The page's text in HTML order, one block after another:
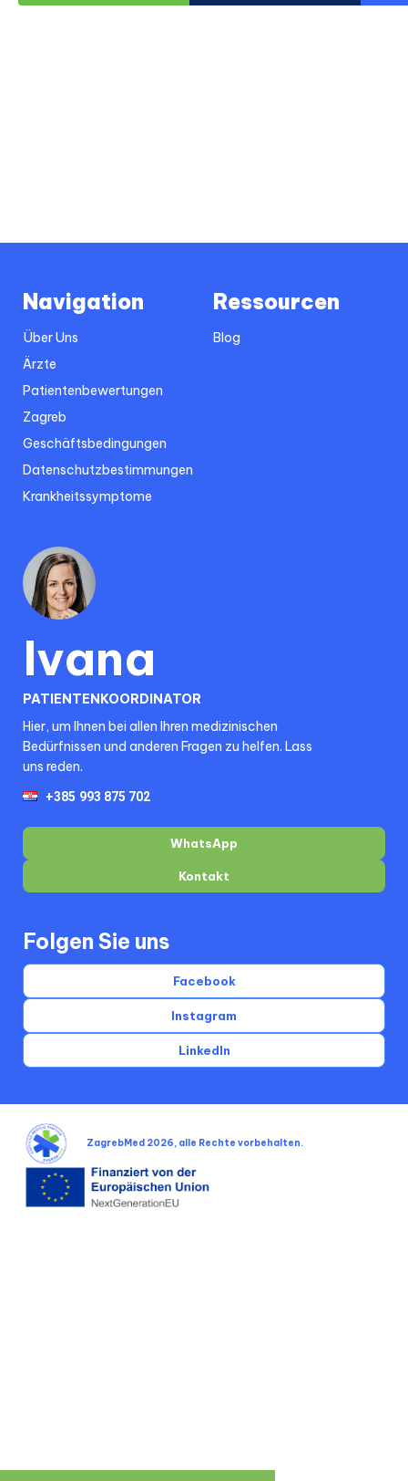
Navigation
Über Uns
Ärzte
Patientenbewertungen
Zagreb
Geschäftsbedingungen
Datenschutzbestimmungen
Krankheitssymptome
Ressourcen
Blog
Ivana
PATIENTENKOORDINATOR
Hier, um Ihnen bei allen Ihren medizinischen
Bedürfnissen und anderen Fragen zu helfen. Lass
uns reden.
Kontakt
WhatsApp
Folgen Sie uns
Facebook
Instagram
LinkedIn
ZagrebMed 2026, alle Rechte vorbehalten.